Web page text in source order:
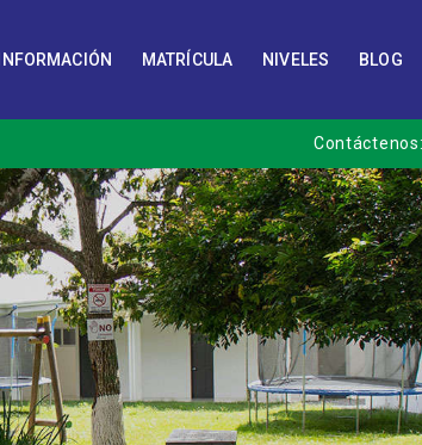
INFORMACIÓN MATRÍCULA NIVELES BLOG